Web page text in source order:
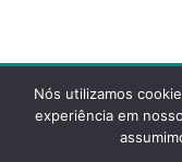
Nós utilizamos
experiência em